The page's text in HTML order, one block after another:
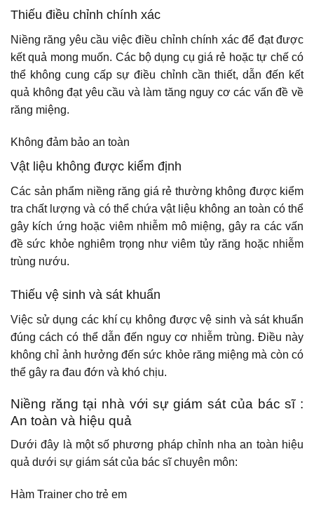
Thiếu điều chỉnh chính xác
Niềng răng yêu cầu việc điều chỉnh chính xác để đạt được
kết quả mong muốn. Các bộ dụng cụ giá rẻ hoặc tự chế có
thể không cung cấp sự điều chỉnh cần thiết, dẫn đến kết
quả không đạt yêu cầu và làm tăng nguy cơ các vấn đề về
răng miệng.
Không đảm bảo an toàn
Vật liệu không được kiểm định
Các sản phẩm niềng răng giá rẻ thường không được kiểm
tra chất lượng và có thể chứa vật liệu không an toàn có thể
gây kích ứng hoặc viêm nhiễm mô miệng, gây ra các vấn
đề sức khỏe nghiêm trọng như viêm tủy răng hoặc nhiễm
trùng nướu.
Thiếu vệ sinh và sát khuẩn
Việc sử dụng các khí cụ không được vệ sinh và sát khuẩn
đúng cách có thể dẫn đến nguy cơ nhiễm trùng. Điều này
không chỉ ảnh hưởng đến sức khỏe răng miệng mà còn có
thể gây ra đau đớn và khó chịu.
Niềng răng tại nhà với sự giám sát của bác sĩ :
An toàn và hiệu quả
Dưới đây là một số phương pháp chỉnh nha an toàn hiệu
quả dưới sự giám sát của bác sĩ chuyên môn:
Hàm Trainer cho trẻ em